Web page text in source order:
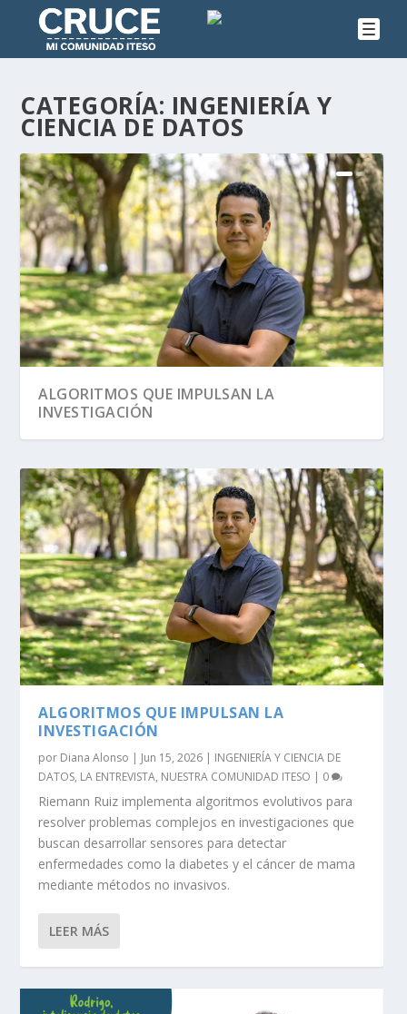
CATEGORÍA: INGENIERÍA Y
CIENCIA DE DATOS
ALGORITMOS QUE IMPULSAN LA
INVESTIGACIÓN
EXPRIMIENDO LOS DATOS TENDRÁS UNA
ALGORITMOS QUE IMPULSAN LA
INVESTIGACIÓN
por Diana Alonso | Jun 15, 2026 | INGENIERÍA Y CIENCIA DE
DATOS, LA ENTREVISTA, NUESTRA COMUNIDAD ITESO | 0
Riemann Ruiz implementa algoritmos evolutivos para
resolver problemas complejos en investigaciones que
buscan desarrollar sensores para detectar
enfermedades como la diabetes y el cáncer de mama
mediante métodos no invasivos.
LEER MÁS